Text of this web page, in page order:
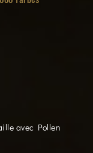
avec Pollen